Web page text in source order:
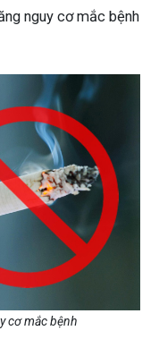
nguy cơ mắc bệnh
cơ mắc bệnh